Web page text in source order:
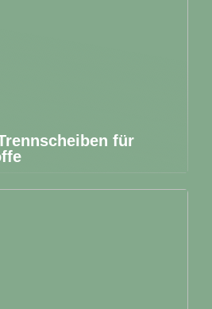
für